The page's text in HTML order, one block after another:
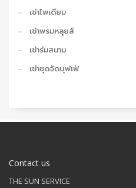
เช่าโพเดียม
เช่าพรมหลุยส์
เช่าร่มสนาม
เช่าชุดจัดบุฟเฟ่
Contact us
THE SUN SERVICE